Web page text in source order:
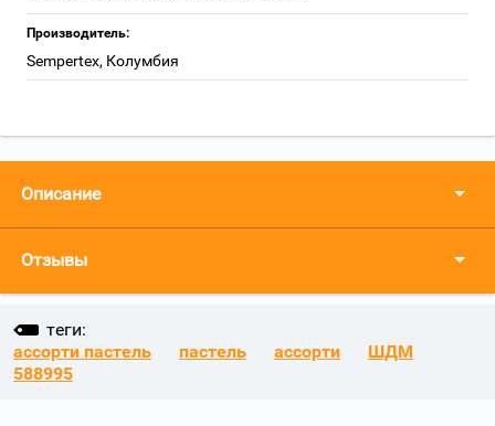
Производитель:
Sempertex, Колумбия
Описание
Отзывы
теги:
ассорти пастель
пастель ассорти
ШДМ
588995